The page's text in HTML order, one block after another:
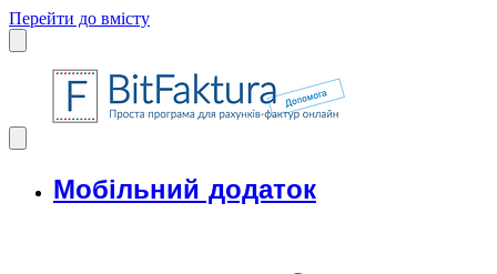
Перейти до вмісту
Мобільний додаток